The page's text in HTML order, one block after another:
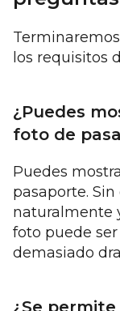
los requisitos
¿Puedes
foto de
Puedes
pasaporte.
naturalmente
foto puede
demasiado